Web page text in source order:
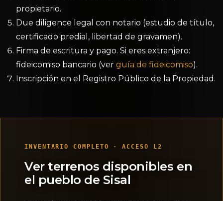
propietario.
Due diligence legal con notario (estudio de título,
certificado predial, libertad de gravamen).
Firma de escritura y pago. Si eres extranjero:
fideicomiso bancario (ver guía de fideicomiso).
Inscripción en el Registro Público de la Propiedad.
INVENTARIO COMPLETO · ACCESO L2
Ver terrenos disponibles en
el pueblo de Sisal